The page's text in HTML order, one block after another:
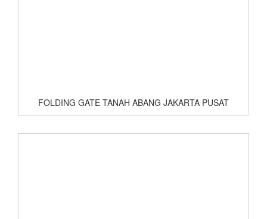
FOLDING GATE TANAH ABANG JAKARTA PUSAT